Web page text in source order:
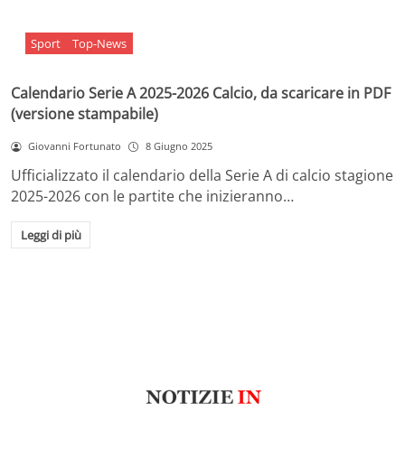
Sport Top-News
Calendario Serie A 2025-2026 Calcio, da scaricare in PDF
(versione stampabile)
Giovanni Fortunato 8 Giugno 2025
Ufficializzato il calendario della Serie A di calcio stagione
2025-2026 con le partite che inizieranno…
Leggi di più